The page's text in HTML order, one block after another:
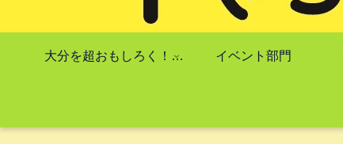
大分を超おもしろく！！ やったーズ！ イベント部門